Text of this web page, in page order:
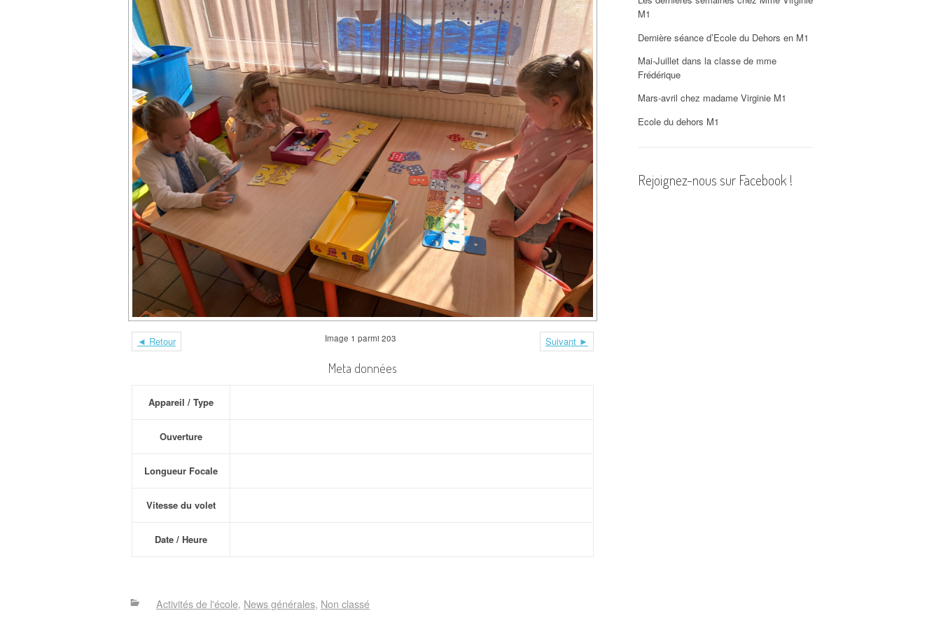
LE CONSEIL DES ÉLÈVES
ACCUEIL EXTRA-SCOLAIRE
ASSOCIATION DES
PARENTS
L’ÉCOLE
DOCUMENTS À
TÉLÉCHARGER
PHOTOS
◄ Retour Suivant ►
Image 1 parmi 203
Meta données
Appareil / Type
Ouverture
Longueur Focale
Vitesse du volet
Date / Heure
Activités de l'école News générales Non classé
M1
Dernière séance d’Ecole du Dehors en M1
Mai-Juillet dans la classe de mme
Frédérique
Mars-avril chez madame Virginie M1
Ecole du dehors M1
Rejoignez-nous sur Facebook !